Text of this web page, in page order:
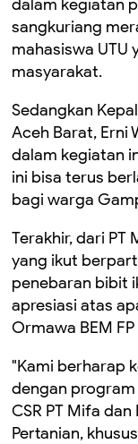
dalam kegiatan
sangkuriang
mahasiswa UTU
masyarakat.
Sedangkan
Aceh Barat, Erni
dalam kegiatan
ini bisa terus
bagi warga
Terakhir, dari PT
yang ikut
penebaran bibit
apresiasi atas
Ormawa BEM FP
"Kami berharap
dengan program
CSR PT Mifa
Pertanian,